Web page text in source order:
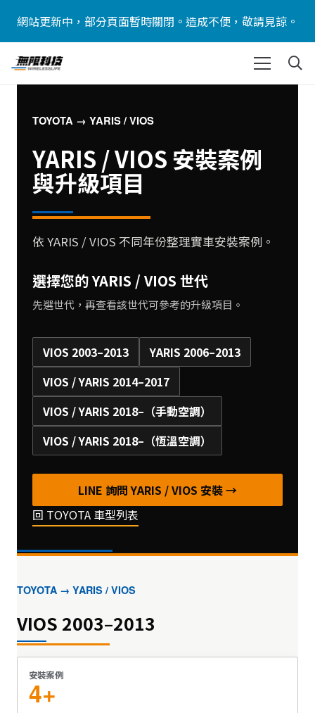
網站更新中，部分頁面暫時關閉。造成不便，敬請見諒。
TOYOTA → YARIS / VIOS
YARIS / VIOS 安裝案例
與升級項目
依 YARIS / VIOS 不同年份整理實車安裝案例。
選擇您的 YARIS / VIOS 世代
先選世代，再查看該世代可參考的升級項目。
VIOS 2003–2013
YARIS 2006–2013
VIOS / YARIS 2014–2017
VIOS / YARIS 2018–（手動空調）
VIOS / YARIS 2018–（恆溫空調）
LINE 詢問 YARIS / VIOS 安裝 →
回 TOYOTA 車型列表
TOYOTA → YARIS / VIOS
VIOS 2003–2013
安裝案例
4+